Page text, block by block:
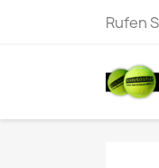
Rufen